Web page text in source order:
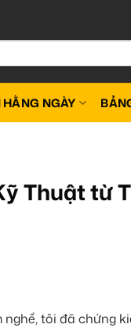
HẰNG NGÀY
Thuật từ
tôi đã chứng